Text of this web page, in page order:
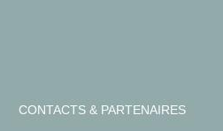
CONTACTS & PARTENAIRES